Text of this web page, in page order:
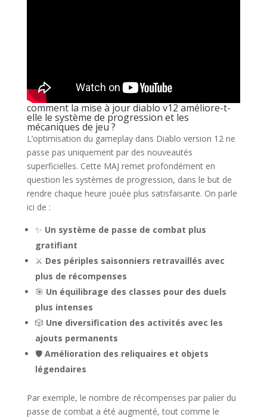
comment la mise à jour diablo v12 améliore-t-
elle le système de progression et les
mécaniques de jeu ?
L’optimisation du gameplay dans Diablo version 12 ne
passe pas uniquement par des nouveautés
superficielles. Cette MAJ remet profondément en
question les systèmes de progression, dans le but de
rendre chaque heure jouée plus satisfaisante. On parle
ici de :
✨ Un système de passe de combat plus
gratifiant
⚔️ Des périples saisonniers retravaillés avec
plus de récompenses
🎯 Un équilibrage des classes pour des duels
plus intenses
🎲 Une diversification des activités avec les
ajouts permanents
🛡️ Amélioration des reliquaires et objets
légendaires
Par exemple, le nombre de récompenses par palier du
passe de combat a été augmenté, tout comme le